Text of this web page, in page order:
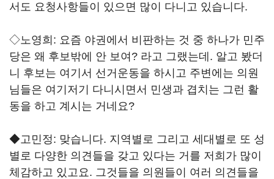
서도 요청사항들이 있으면 많이 다니고 있습니다.
◇노영희: 요즘 야권에서 비판하는 것 중 하나가 민주
당은 왜 후보밖에 안 보여? 라고 그랬는데. 알고 봤더
니 후보는 여기서 선거운동을 하시고 주변에는 의원
님들은 여기저기 다니시면서 민생과 겹치는 그런 활
동을 하고 계시는 거네요?
◆고민정: 맞습니다. 지역별로 그리고 세대별로 또 성
별로 다양한 의견들을 갖고 있다는 거를 저희가 많이
체감하고 있고요. 그것들을 의원들이 여러 의견들을